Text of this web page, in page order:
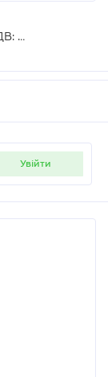
Охоронна діяльність, єдиний податок і ПДВ: що змінюється з 1 січня 2026 року
увійти